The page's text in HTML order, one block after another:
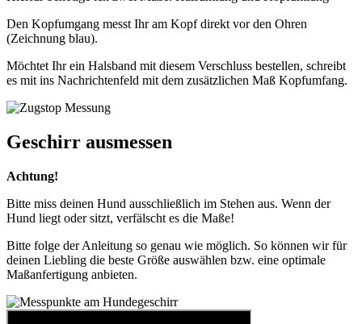
Den Kopfumgang messt Ihr am Kopf direkt vor den Ohren
(Zeichnung blau).
Möchtet Ihr ein Halsband mit diesem Verschluss bestellen, schreibt
es mit ins Nachrichtenfeld mit dem zusätzlichen Maß Kopfumfang.
Geschirr ausmessen
Achtung!
Bitte miss deinen Hund ausschließlich im Stehen aus. Wenn der
Hund liegt oder sitzt, verfälscht es die Maße!
Bitte folge der Anleitung so genau wie möglich. So können wir für
deinen Liebling die beste Größe auswählen bzw. eine optimale
Maßanfertigung anbieten.